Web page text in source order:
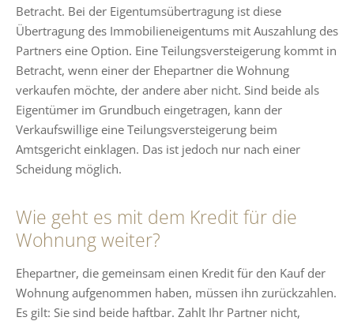
Betracht. Bei der Eigentumsübertragung ist diese
Übertragung des Immobilieneigentums mit Auszahlung des
Partners eine Option. Eine Teilungsversteigerung kommt in
Betracht, wenn einer der Ehepartner die Wohnung
verkaufen möchte, der andere aber nicht. Sind beide als
Eigentümer im Grundbuch eingetragen, kann der
Verkaufswillige eine Teilungsversteigerung beim
Amtsgericht einklagen. Das ist jedoch nur nach einer
Scheidung möglich.
Wie geht es mit dem Kredit für die
Wohnung weiter?
Ehepartner, die gemeinsam einen Kredit für den Kauf der
Wohnung aufgenommen haben, müssen ihn zurückzahlen.
Es gilt: Sie sind beide haftbar. Zahlt Ihr Partner nicht,